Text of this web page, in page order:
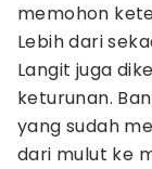
memohon
Lebih dari
Langit juga
keturunan.
yang sudah
dari mulut ke